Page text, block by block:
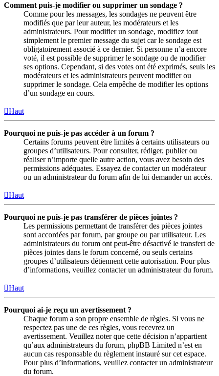
Comment puis-je modifier ou supprimer un sondage ?
Comme pour les messages, les sondages ne peuvent être
modifiés que par leur auteur, les modérateurs et les
administrateurs. Pour modifier un sondage, modifiez tout
simplement le premier message du sujet car le sondage est
obligatoirement associé à ce dernier. Si personne n’a encore
voté, il est possible de supprimer le sondage ou de modifier
ses options. Cependant, si des votes ont été exprimés, seuls les
modérateurs et les administrateurs peuvent modifier ou
supprimer le sondage. Cela empêche de modifier les options
d’un sondage en cours.
Haut
Pourquoi ne puis-je pas accéder à un forum ?
Certains forums peuvent être limités à certains utilisateurs ou
groupes d’utilisateurs. Pour consulter, rédiger, publier ou
réaliser n’importe quelle autre action, vous avez besoin des
permissions adéquates. Essayez de contacter un modérateur
ou un administrateur du forum afin de lui demander un accès.
Haut
Pourquoi ne puis-je pas transférer de pièces jointes ?
Les permissions permettant de transférer des pièces jointes
sont accordées par forum, par groupe ou par utilisateur. Les
administrateurs du forum ont peut-être désactivé le transfert de
pièces jointes dans le forum concerné, ou seuls certains
groupes d’utilisateurs détiennent cette autorisation. Pour plus
d’informations, veuillez contacter un administrateur du forum.
Haut
Pourquoi ai-je reçu un avertissement ?
Chaque forum a son propre ensemble de règles. Si vous ne
respectez pas une de ces règles, vous recevrez un
avertissement. Veuillez noter que cette décision n’appartient
qu’aux administrateurs du forum, phpBB Limited n’est en
aucun cas responsable du règlement instauré sur cet espace.
Pour plus d’informations, veuillez contacter un administrateur
du forum.